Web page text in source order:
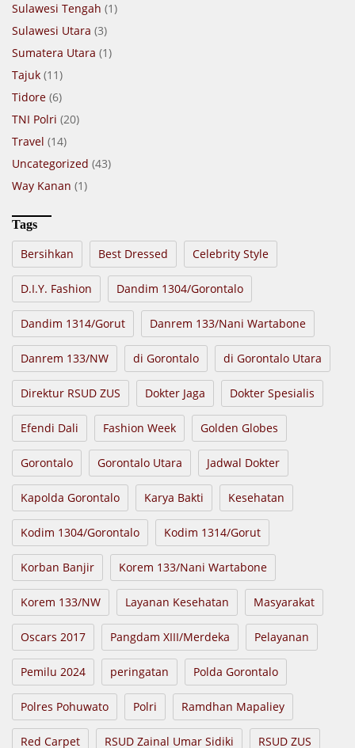
Sulawesi Tengah (1)
Sulawesi Utara (3)
Sumatera Utara (1)
Tajuk (11)
Tidore (6)
TNI Polri (20)
Travel (14)
Uncategorized (43)
Way Kanan (1)
Tags
Bersihkan Best Dressed Celebrity Style
D.I.Y. Fashion Dandim 1304/Gorontalo
Dandim 1314/Gorut Danrem 133/Nani Wartabone
Danrem 133/NW di Gorontalo di Gorontalo Utara
Direktur RSUD ZUS Dokter Jaga Dokter Spesialis
Efendi Dali Fashion Week Golden Globes
Gorontalo Gorontalo Utara Jadwal Dokter
Kapolda Gorontalo Karya Bakti Kesehatan
Kodim 1304/Gorontalo Kodim 1314/Gorut
Korban Banjir Korem 133/Nani Wartabone
Korem 133/NW Layanan Kesehatan Masyarakat
Oscars 2017 Pangdam XIII/Merdeka Pelayanan
Pemilu 2024 peringatan Polda Gorontalo
Polres Pohuwato Polri Ramdhan Mapaliey
Red Carpet RSUD Zainal Umar Sidiki RSUD ZUS